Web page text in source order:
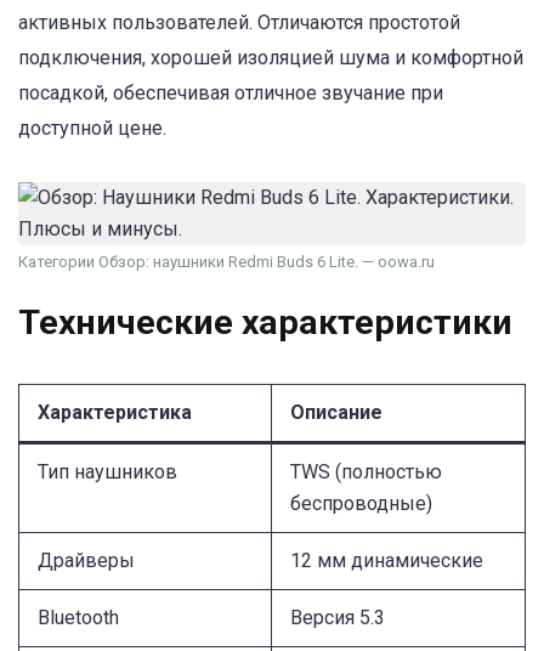
активных пользователей. Отличаются простотой
подключения, хорошей изоляцией шума и комфортной
посадкой, обеспечивая отличное звучание при
доступной цене.
Категории Обзор: наушники Redmi Buds 6 Lite. — oowa.ru
Технические характеристики
Характеристика Описание
Тип наушников
TWS (полностью
беспроводные)
Драйверы 12 мм динамические
Bluetooth Версия 5.3